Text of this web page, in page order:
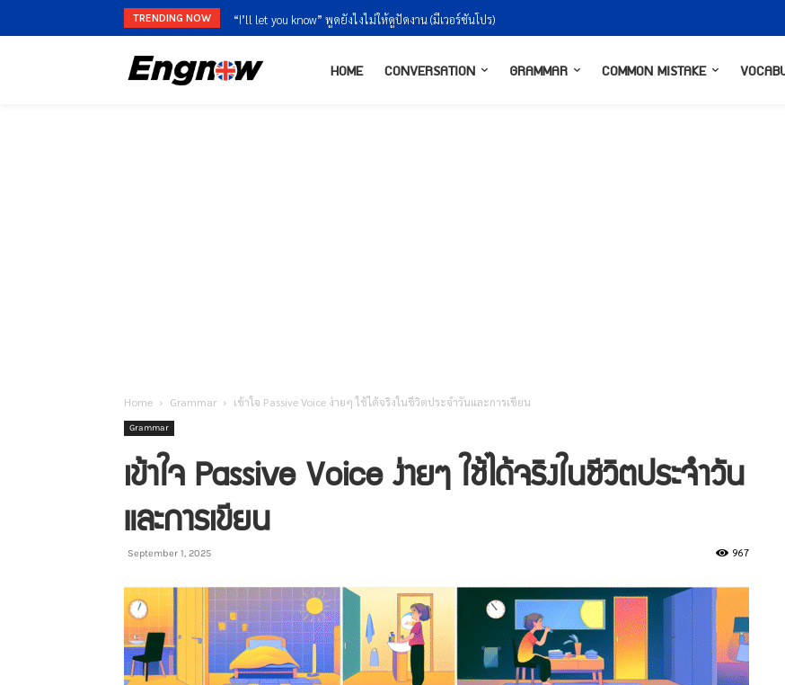
TRENDING NOW “I’m finished” vs “I’m done” ใช้ต่างกันยังไงให้ธรรมชาติ
HOME CONVERSATION GRAMMAR COMMON MISTAKE
Home Grammar เข้าใจ Passive Voice ง่ายๆ ใช้ได้จริงในชีวิตประจำวันและการเขียน
Grammar
เข้าใจ Passive Voice ง่ายๆ ใช้ได้จริงในชีวิตประจำวัน
และการเขียน
September 1, 2025 967